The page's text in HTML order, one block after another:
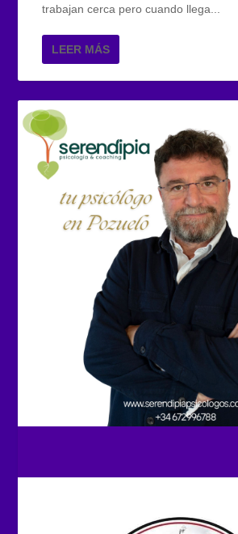
trabajan cerca pero cuando llega...
LEER MÁS